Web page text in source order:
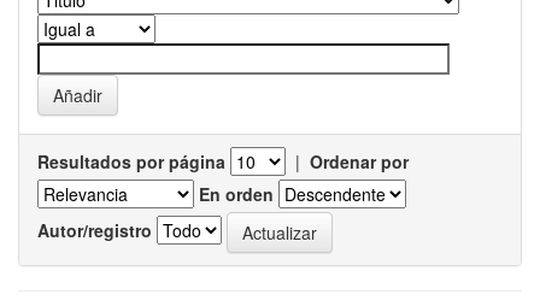
Resultados por página | Ordenar por
En orden
Autor/registro